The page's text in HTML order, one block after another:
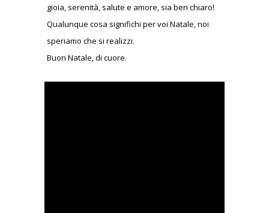
gioia, serenità, salute e amore, sia ben chiaro!
Qualunque cosa significhi per voi Natale, noi
speriamo che si realizzi.
Buon Natale, di cuore.